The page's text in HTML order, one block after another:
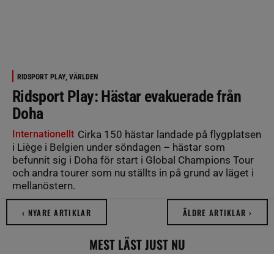
RIDSPORT PLAY, VÄRLDEN
Ridsport Play: Hästar evakuerade från
Doha
Internationellt Cirka 150 hästar landade på flygplatsen
i Liège i Belgien under söndagen – hästar som
befunnit sig i Doha för start i Global Champions Tour
och andra tourer som nu ställts in på grund av läget i
mellanöstern.
‹ NYARE ARTIKLAR ÄLDRE ARTIKLAR ›
MEST LÄST JUST NU